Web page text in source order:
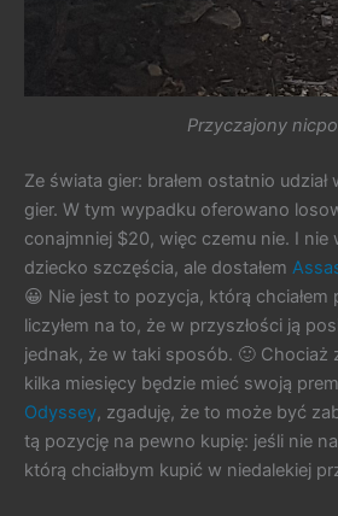
Przyczajony
Ze świata gier: brałem ostatnio
gier. W tym wypadku oferowano
conajmniej $20, więc czemu nie. I nie
dziecko szczęścia, ale dostałem
😀 Nie jest to pozycja, którą chciałem
liczyłem na to, że w przyszłości ją
jednak, że w taki sposób. 🙂 Chociaż
kilka miesięcy będzie mieć swoją
Odyssey, zgaduję, że to może być
tą pozycję na pewno kupię: jeśli nie
którą chciałbym kupić w niedalekiej